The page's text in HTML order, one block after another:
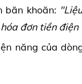
băn khoăn:
đơn tiền
năng của